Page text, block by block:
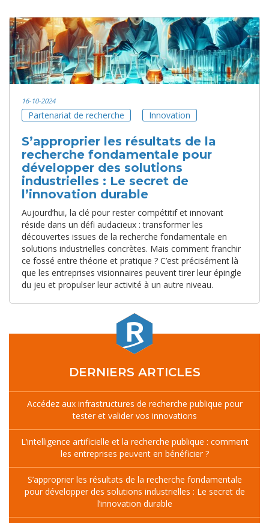
16-10-2024
Partenariat de recherche Innovation
S’approprier les résultats de la
recherche fondamentale pour
développer des solutions
industrielles : Le secret de
l’innovation durable
Aujourd’hui, la clé pour rester compétitif et innovant
réside dans un défi audacieux : transformer les
découvertes issues de la recherche fondamentale en
solutions industrielles concrètes. Mais comment franchir
ce fossé entre théorie et pratique ? C’est précisément là
que les entreprises visionnaires peuvent tirer leur épingle
du jeu et propulser leur activité à un autre niveau.
DERNIERS ARTICLES
Accédez aux infrastructures de recherche publique pour
tester et valider vos innovations
L’intelligence artificielle et la recherche publique : comment
les entreprises peuvent en bénéficier ?
S’approprier les résultats de la recherche fondamentale
pour développer des solutions industrielles : Le secret de
l’innovation durable